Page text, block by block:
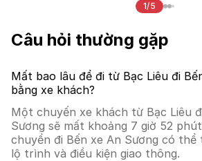
1/5
Câu hỏi thường gặp
Mất bao lâu để đi từ Bạc Liêu đi
bằng xe khách?
Một chuyến xe khách từ Bạc Liêu
Sương sẽ mất khoảng 7 giờ 52
chuyển đi Bến xe An Sương có
lộ trình và điều kiện giao thông.